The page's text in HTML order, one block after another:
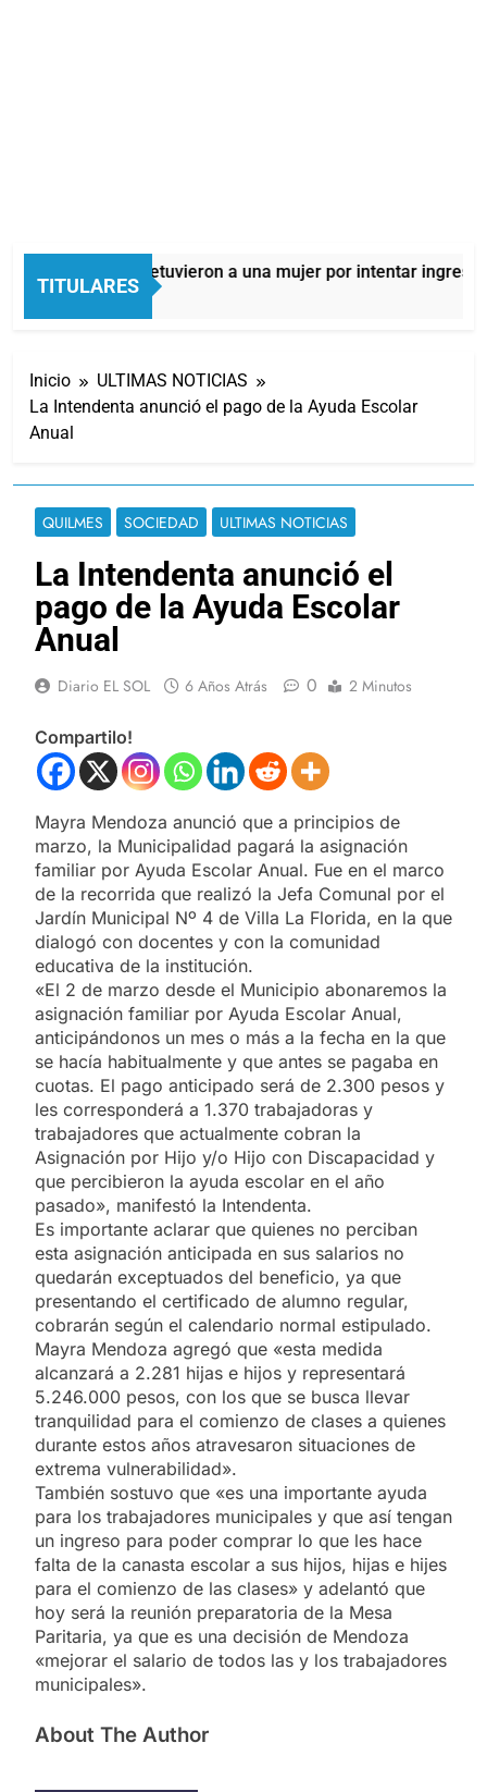
TITULARES
Quilmes: detuvieron a una mujer por intentar
3 Horas Atrás
Inicio
ULTIMAS NOTICIAS
La Intendenta anunció el pago de la Ayuda Escolar
Anual
QUILMES SOCIEDAD ULTIMAS NOTICIAS
La Intendenta anunció el
pago de la Ayuda Escolar
Anual
Diario EL SOL 6 Años Atrás 0 2 Minutos
Compartilo!
Mayra Mendoza anunció que a principios de
marzo, la Municipalidad pagará la asignación
familiar por Ayuda Escolar Anual. Fue en el marco
de la recorrida que realizó la Jefa Comunal por el
Jardín Municipal Nº 4 de Villa La Florida, en la que
dialogó con docentes y con la comunidad
educativa de la institución.
«El 2 de marzo desde el Municipio abonaremos la
asignación familiar por Ayuda Escolar Anual,
anticipándonos un mes o más a la fecha en la que
se hacía habitualmente y que antes se pagaba en
cuotas. El pago anticipado será de 2.300 pesos y
les corresponderá a 1.370 trabajadoras y
trabajadores que actualmente cobran la
Asignación por Hijo y/o Hijo con Discapacidad y
que percibieron la ayuda escolar en el año
pasado», manifestó la Intendenta.
Es importante aclarar que quienes no perciban
esta asignación anticipada en sus salarios no
quedarán exceptuados del beneficio, ya que
presentando el certificado de alumno regular,
cobrarán según el calendario normal estipulado.
Mayra Mendoza agregó que «esta medida
alcanzará a 2.281 hijas e hijos y representará
5.246.000 pesos, con los que se busca llevar
tranquilidad para el comienzo de clases a quienes
durante estos años atravesaron situaciones de
extrema vulnerabilidad».
También sostuvo que «es una importante ayuda
para los trabajadores municipales y que así tengan
un ingreso para poder comprar lo que les hace
falta de la canasta escolar a sus hijos, hijas e hijes
para el comienzo de las clases» y adelantó que
hoy será la reunión preparatoria de la Mesa
Paritaria, ya que es una decisión de Mendoza
«mejorar el salario de todos las y los trabajadores
municipales».
About The Author